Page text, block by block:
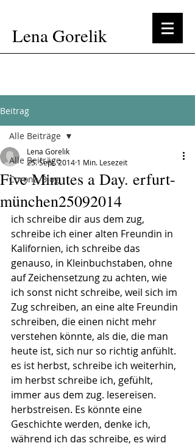
Lena Gorelik
Beitrag
Alle Beiträge
Corona-Blog
Alle Beiträge
Five Minutes a Day. erfurt-
münchen25092014
Lena Gorelik
25. Sept. 2014 1 Min. Lesezeit
ich schreibe dir aus dem zug,
schreibe ich einer alten Freundin in
Kalifornien, ich schreibe das
genauso, in Kleinbuchstaben, ohne
auf Zeichensetzung zu achten, wie
ich sonst nicht schreibe, weil sich im
Zug schreiben, an eine alte Freundin
schreiben, die einen nicht mehr
verstehen könnte, als die, die man
heute ist, sich nur so richtig anfühlt.
es ist herbst, schreibe ich weiterhin,
im herbst schreibe ich, gefühlt,
immer aus dem zug. lesereisen.
herbstreisen. Es könnte eine
Geschichte werden, denke ich,
während ich das schreibe, es wird